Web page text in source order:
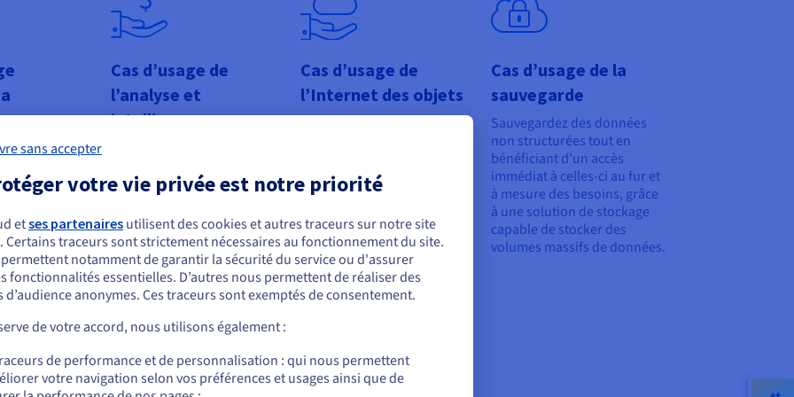
de
vous permet
distribuer ce
(tel que le
via une
faible latence.
Cas d’usage de
l’analyse et
intelligence
Rassemblez des ensembles
de données divers et
d'objets, en déployant des
outils d'analyse de big data et
l’IA pour découvrir de
nouvelles informations sur
les principaux domaines
Cas d’usage de
l’Internet des objets
bénéficiez de la possibilité
d'analyser les performances
Cas d’usage de la
sauvegarde
Sauvegardez des données
non structurées tout en
bénéficiant d’un accès
immédiat à celles-ci au fur et
à mesure des besoins, grâce
à une solution de stockage
capable de stocker des
volumes massifs de données.
semblez être localisé en États-Unis.
commander, rendez-vous sur le site de votre pays (États-Unis) et créez un
us.ovhcloud.com/learn Anglais USD - $
sans accepter
votre vie privée est notre priorité
etses partenaires utilisent des cookies et autres traceurs sur notre site
Certains traceurs sont strictement nécessaires au fonctionnement du site.
notamment de garantir la sécurité du service ou d'assurer
fonctionnalités essentielles. D’autres nous permettent de réaliser des
d’audience anonymes. Ces traceurs sont exemptés de consentement.
de votre accord, nous utilisons également :
de performance et de personnalisation : qui nous permettent
votre navigation selon vos préférences et usages ainsi que de